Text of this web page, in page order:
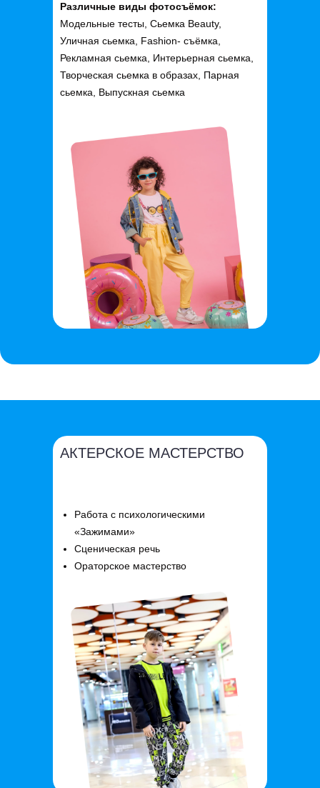
Различные виды фотосъёмок:
Модельные тесты, Сьемка Beauty,
Уличная сьемка, Fashion- съёмка,
Рекламная сьемка, Интерьерная сьемка,
Творческая сьемка в образах, Парная
сьемка, Выпускная сьемка
АКТЕРСКОЕ МАСТЕРСТВО
Работа с психологическими
«Зажимами»
Сценическая речь
Ораторское мастерство